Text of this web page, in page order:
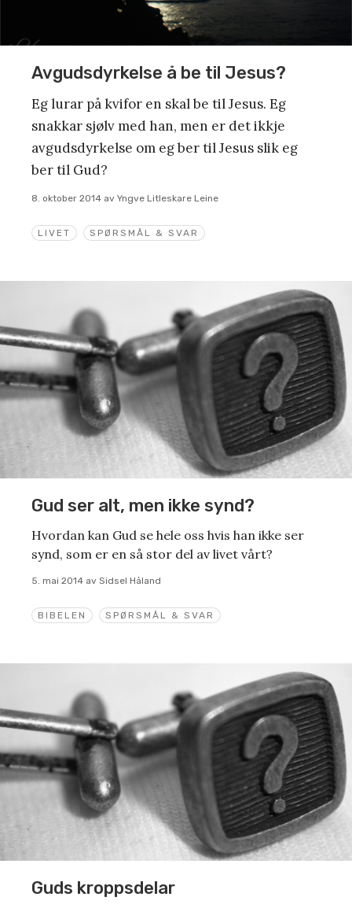
LIVET SPØRSMÅL & SVAR
Avgudsdyrkelse å be til Jesus?
Eg lurar på kvifor en skal be til Jesus. Eg
snakkar sjølv med han, men er det ikkje
avgudsdyrkelse om eg ber til Jesus slik eg
ber til Gud?
8. oktober 2014 av Yngve Litleskare Leine
BIBELEN SPØRSMÅL & SVAR
Gud ser alt, men ikke synd?
Hvordan kan Gud se hele oss hvis han ikke ser
synd, som er en så stor del av livet vårt?
5. mai 2014 av Sidsel Håland
Guds kroppsdelar